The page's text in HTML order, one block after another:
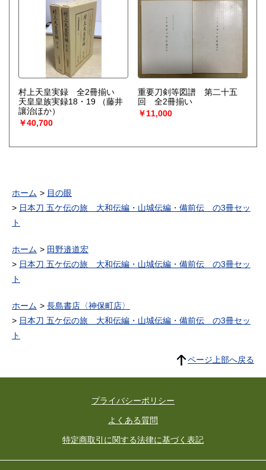
村上天皇実録 全2冊揃い
天皇皇族実録18・19
（藤井
讓治ほか）
￥40,700
重要刀剣等図譜 第二十五
回 全2冊揃い
￥11,000
ホーム
目の眼
日本刀 五ケ伝の旅 大和伝編・山城伝編・備前伝 の3冊セッ
ト
ホーム
田野邉道宏
日本刀 五ケ伝の旅 大和伝編・山城伝編・備前伝 の3冊セッ
ト
ホーム
長島書店〈神保町店〉
日本刀 五ケ伝の旅 大和伝編・山城伝編・備前伝 の3冊セッ
ト
ページ上部へ戻る
プライバシーポリシー
よくある質問
特定商取引に関する法律に基づく表記